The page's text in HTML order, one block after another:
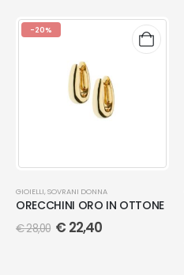
-20%
GIOIELLI, SOVRANI DONNA
ORECCHINI ORO IN OTTONE
€28,00 € 22,40